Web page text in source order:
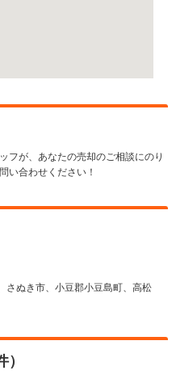
フが、あなたの売却のご相談にのり
い合わせください！
さぬき市、小豆郡小豆島町、高松